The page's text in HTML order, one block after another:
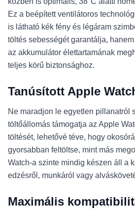
Ez a beépített ventilátoros
is látható kék fény és légáram
töltés sebességét garantálja,
az akkumulátor élettartamának
teljes körű biztonsághoz.
Tanúsított Apple
Ne maradjon le egyetlen pillanatról
töltőállomás támogatja az Apple
töltését, lehetővé téve, hogy
gyorsabban feltöltse, mint más
Watch-a szinte mindig készen áll a
edzésről, munkáról vagy
Maximális